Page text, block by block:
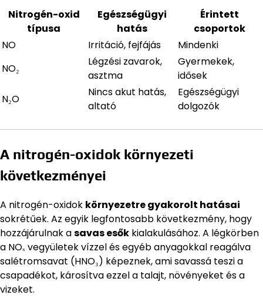
Nitrogén-oxid
típusa
Egészségügyi
hatás
Érintett
csoportok
NO
Irritáció, fejfájás
Mindenki
NO₂
Légzési zavarok,
asztma
Gyermekek,
idősek
N₂O
Nincs akut hatás,
altató
Egészségügyi
dolgozók
A nitrogén-oxidok környezeti
következményei
A nitrogén-oxidok környezetre gyakorolt hatásai
sokrétűek. Az egyik legfontosabb következmény, hogy
hozzájárulnak asavas esők kialakulásához. A légkörben
a NOₓ vegyületek vízzel és egyéb anyagokkal reagálva
salétromsavat (HNO₃) képeznek, ami savassá teszi a
csapadékot, károsítva ezzel a talajt, növényeket és a
vizeket.